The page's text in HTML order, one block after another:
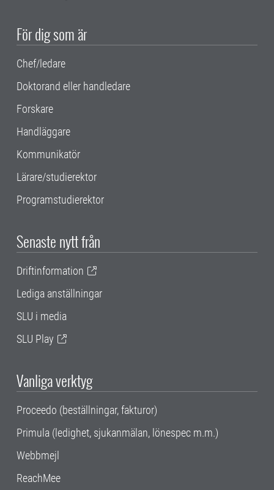
För dig som är
Chef/ledare
Doktorand eller handledare
Forskare
Handläggare
Kommunikatör
Lärare/studierektor
Programstudierektor
Senaste nytt från
Driftinformation
Lediga anställningar
SLU i media
SLU Play
Vanliga verktyg
Proceedo (beställningar, fakturor)
Primula (ledighet, sjukanmälan, lönespec m.m.)
Webbmejl
ReachMee